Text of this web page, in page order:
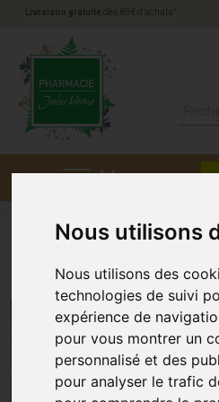
Nous utilisons
Nous utilisons des
technologies de suivi
expérience de
pour vous montrer un
personnalisé et des
pour analyser le trafic
Livraison gratuite dès 89€ d’achats *
Menu
Conseils